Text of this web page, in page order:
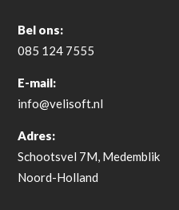
Bel ons:
085 124 7555
E-mail:
info@velisoft.nl
Adres:
Schootsvel 7M, Medemblik
Noord-Holland